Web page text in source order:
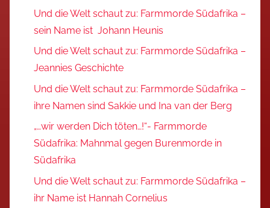
Und die Welt schaut zu: Farmmorde Südafrika –
sein Name ist Johann Heunis
Und die Welt schaut zu: Farmmorde Südafrika –
Jeannies Geschichte
Und die Welt schaut zu: Farmmorde Südafrika –
ihre Namen sind Sakkie und Ina van der Berg
„…wir werden Dich töten…!“- Farmmorde
Südafrika: Mahnmal gegen Burenmorde in
Südafrika
Und die Welt schaut zu: Farmmorde Südafrika –
ihr Name ist Hannah Cornelius